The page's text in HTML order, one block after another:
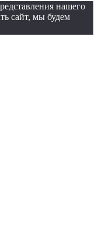
нашего
сайт, мы будем